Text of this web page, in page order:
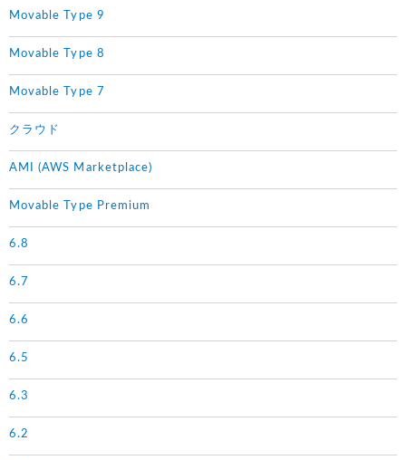
Movable Type 9
Movable Type 8
Movable Type 7
クラウド
AMI (AWS Marketplace)
Movable Type Premium
6.8
6.7
6.6
6.5
6.3
6.2